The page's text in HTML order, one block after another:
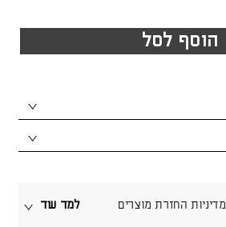
הוסף לסל
מדיניות החזרת מוצרים למד עוד